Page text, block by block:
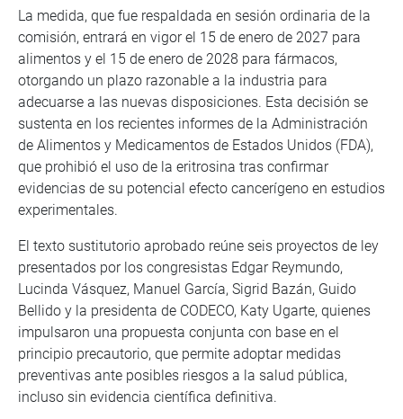
La medida, que fue respaldada en sesión ordinaria de la
comisión, entrará en vigor el 15 de enero de 2027 para
alimentos y el 15 de enero de 2028 para fármacos,
otorgando un plazo razonable a la industria para
adecuarse a las nuevas disposiciones. Esta decisión se
sustenta en los recientes informes de la Administración
de Alimentos y Medicamentos de Estados Unidos (FDA),
que prohibió el uso de la eritrosina tras confirmar
evidencias de su potencial efecto cancerígeno en estudios
experimentales.
El texto sustitutorio aprobado reúne seis proyectos de ley
presentados por los congresistas Edgar Reymundo,
Lucinda Vásquez, Manuel García, Sigrid Bazán, Guido
Bellido y la presidenta de CODECO, Katy Ugarte, quienes
impulsaron una propuesta conjunta con base en el
principio precautorio, que permite adoptar medidas
preventivas ante posibles riesgos a la salud pública,
incluso sin evidencia científica definitiva.